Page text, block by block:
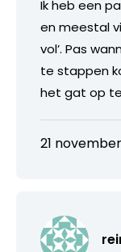
Ik heb een
en meestal
vol’. Pas
te stappen
het gat op
21